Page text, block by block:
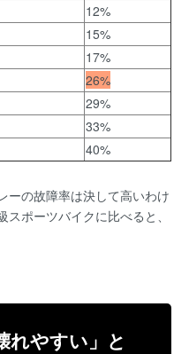
12%
15%
17%
26%
29%
33%
40%
ーの故障率は決して高いわけ
ポーツバイクに比べると、
れやすい」と